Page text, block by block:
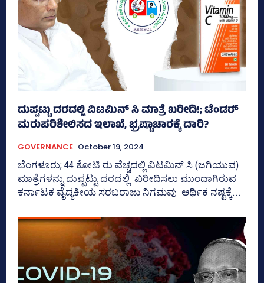
ದುಪ್ಪಟ್ಟು ದರದಲ್ಲಿ ವಿಟಮಿನ್‌ ಸಿ ಮಾತ್ರೆ ಖರೀದಿ!; ಟೆಂಡರ್‍‌
ಮರುಪರಿಶೀಲಿಸದ ಇಲಾಖೆ, ಭ್ರಷ್ಟಾಚಾರಕ್ಕೆ ದಾರಿ?
GOVERNANCE October 19, 2024
ಬೆಂಗಳೂರು; 44 ಕೋಟಿ ರು ವೆಚ್ಚದಲ್ಲಿ ವಿಟಮಿನ್‌ ಸಿ (ಜಗಿಯುವ)
ಮಾತ್ರೆಗಳನ್ನು ದುಪ್ಪಟ್ಟು ದರದಲ್ಲಿ ಖರೀದಿಸಲು ಮುಂದಾಗಿರುವ
ಕರ್ನಾಟಕ ವೈದ್ಯಕೀಯ ಸರಬರಾಜು ನಿಗಮವು ಆರ್ಥಿಕ ನಷ್ಟಕ್ಕೆ...